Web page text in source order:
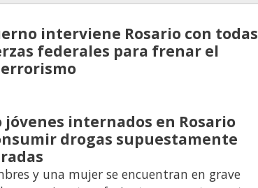
interviene Rosario con todas
federales para frenar el
jóvenes internados en Rosario
drogas supuestamente
y una mujer se encuentran en grave